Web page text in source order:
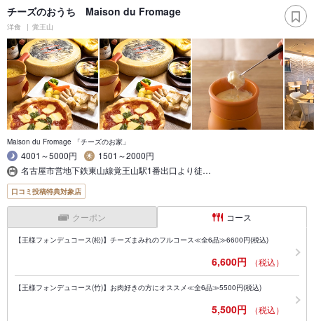
チーズのおうち Maison du Fromage
洋食 覚王山
Maison du Fromage 「チーズのお家」
4001～5000円
1501～2000円
名古屋市営地下鉄東山線覚王山駅1番出口より徒…
口コミ投稿特典対象店
クーポン コース
【王様フォンデュコース(松)】チーズまみれのフルコース≪全6品≫6600円(税込)
6,600円 （税込）
【王様フォンデュコース(竹)】お肉好きの方にオススメ≪全6品≫5500円(税込)
5,500円 （税込）